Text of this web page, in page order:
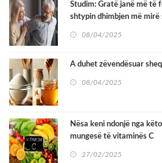
Studim: Gratë janë më të
shtypin dhimbjen më mirë
08/04/2025
A duhet zëvendësuar
08/04/2025
Nësa keni ndonjë nga
mungesë të vitaminës C
27/02/2025